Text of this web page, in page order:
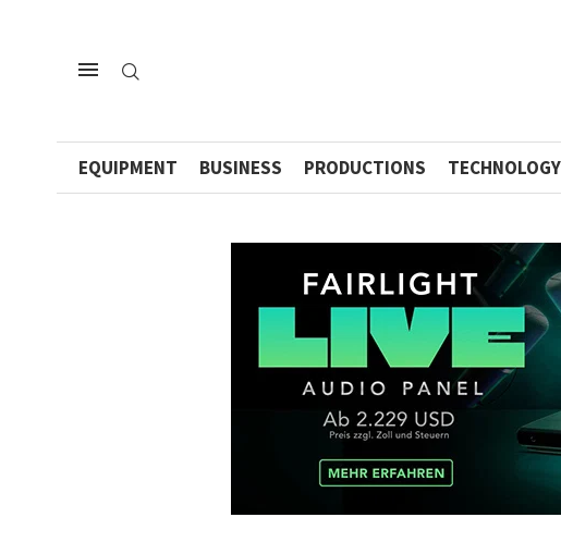
EQUIPMENT BUSINESS PRODUCTIONS TECHNOLOGY